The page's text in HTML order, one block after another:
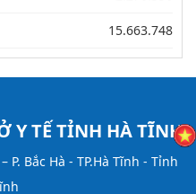
15.663.748
Y TẾ TỈNH HÀ TĨNH
P. Bắc Hà - TP.Hà Tĩnh - Tỉnh